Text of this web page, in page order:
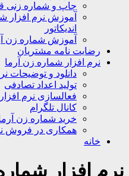
چاپ و شماره زنی
آموزش نرم افزار
اندیکاتور
آموزش شماره زن
رضایت نامه مشتریان
نرم افزار شماره زن آرما
دانلود و توضیحات
تولید اعداد تصادفی
فعالسازی نرم افزار
کانال تلگرام
خرید شماره زن
همکاری در فروش
خانه
نرم افزار